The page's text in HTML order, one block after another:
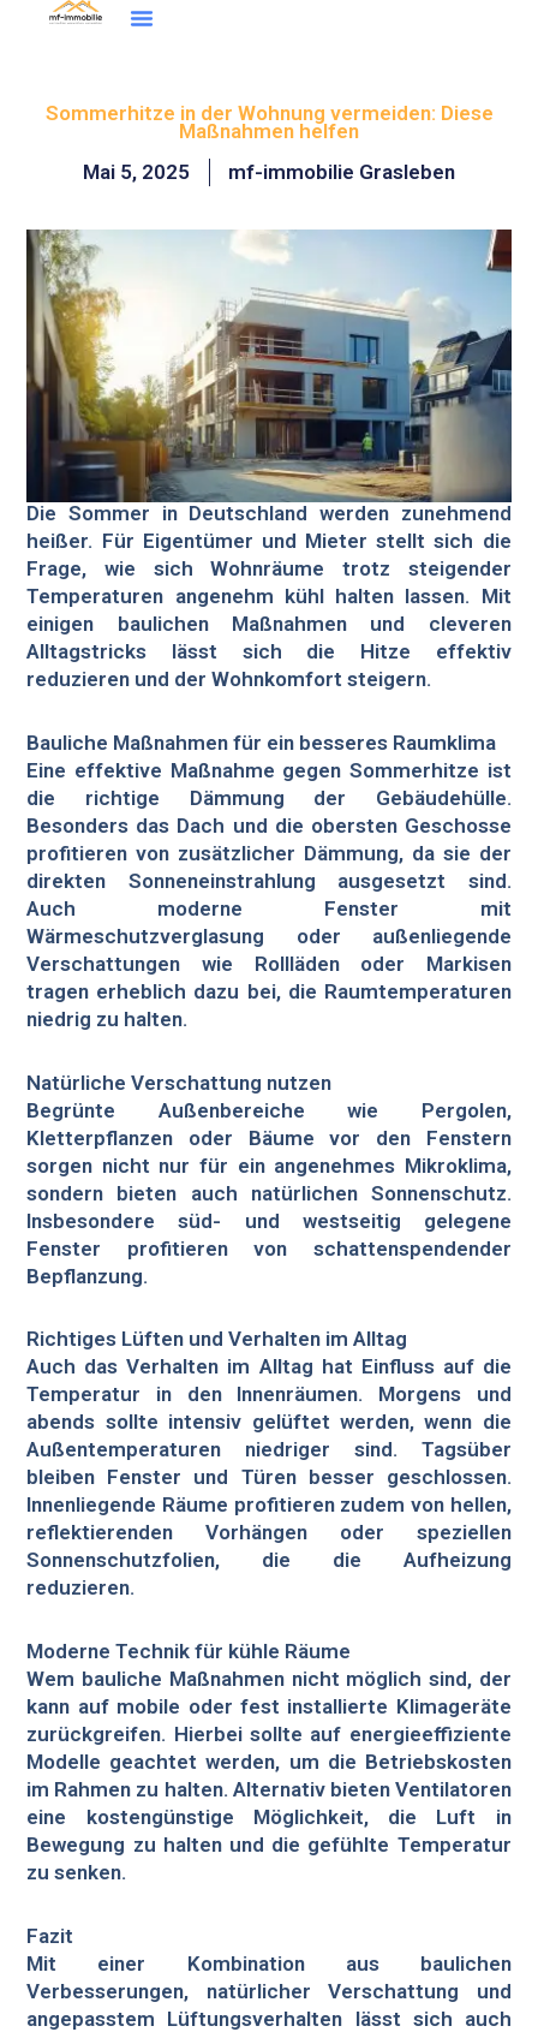
springen
Sommerhitze in der Wohnung vermeiden: Diese
Maßnahmen helfen
Mai 5, 2025
mf-immobilie Grasleben
Die Sommer in Deutschland werden zunehmend
heißer. Für Eigentümer und Mieter stellt sich die
Frage, wie sich Wohnräume trotz steigender
Temperaturen angenehm kühl halten lassen. Mit
einigen baulichen Maßnahmen und cleveren
Alltagstricks lässt sich die Hitze effektiv
reduzieren und der Wohnkomfort steigern.
Bauliche Maßnahmen für ein besseres Raumklima
Eine effektive Maßnahme gegen Sommerhitze ist
die richtige Dämmung der Gebäudehülle.
Besonders das Dach und die obersten Geschosse
profitieren von zusätzlicher Dämmung, da sie der
direkten Sonneneinstrahlung ausgesetzt sind.
Auch moderne Fenster mit
Wärmeschutzverglasung oder außenliegende
Verschattungen wie Rollläden oder Markisen
tragen erheblich dazu bei, die Raumtemperaturen
niedrig zu halten.
Natürliche Verschattung nutzen
Begrünte Außenbereiche wie Pergolen,
Kletterpflanzen oder Bäume vor den Fenstern
sorgen nicht nur für ein angenehmes Mikroklima,
sondern bieten auch natürlichen Sonnenschutz.
Insbesondere süd- und westseitig gelegene
Fenster profitieren von schattenspendender
Bepflanzung.
Richtiges Lüften und Verhalten im Alltag
Auch das Verhalten im Alltag hat Einfluss auf die
Temperatur in den Innenräumen. Morgens und
abends sollte intensiv gelüftet werden, wenn die
Außentemperaturen niedriger sind. Tagsüber
bleiben Fenster und Türen besser geschlossen.
Innenliegende Räume profitieren zudem von hellen,
reflektierenden Vorhängen oder speziellen
Sonnenschutzfolien, die die Aufheizung
reduzieren.
Moderne Technik für kühle Räume
Wem bauliche Maßnahmen nicht möglich sind, der
kann auf mobile oder fest installierte Klimageräte
zurückgreifen. Hierbei sollte auf energieeffiziente
Modelle geachtet werden, um die Betriebskosten
im Rahmen zu halten. Alternativ bieten Ventilatoren
eine kostengünstige Möglichkeit, die Luft in
Bewegung zu halten und die gefühlte Temperatur
zu senken.
Fazit
Mit einer Kombination aus baulichen
Verbesserungen, natürlicher Verschattung und
angepasstem Lüftungsverhalten lässt sich auch